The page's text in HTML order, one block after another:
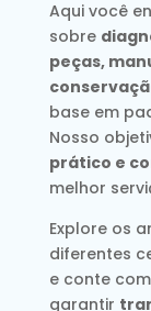
Aqui você
sobre
peças,
base em
Nosso
prático e
melhor
Explore os
diferentes
e conte
garantir